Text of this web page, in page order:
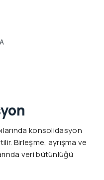
konsolidasyon
Birleşme, ayrışma ve
veri bütünlüğü